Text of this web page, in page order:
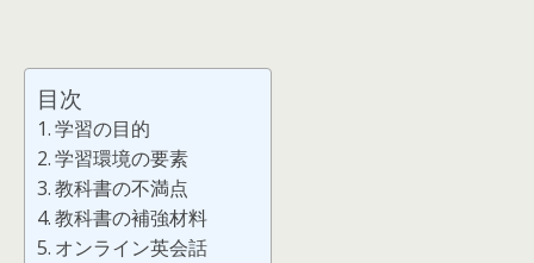
目次
学習の目的
学習環境の要素
教科書の不満点
教科書の補強材料
オンライン英会話